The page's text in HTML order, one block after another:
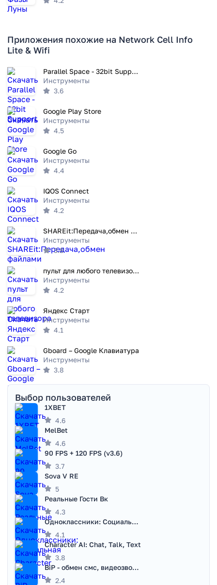
Приложения похожие на Network Cell Info
Lite & Wifi
Parallel Space - 32bit Support
Инструменты
3.6
Google Play Store
Инструменты
4.5
Google Go
Инструменты
4.4
IQOS Connect
Инструменты
4.2
SHAREit:Передача,обмен файлами
Инструменты
3.8
пульт для любого телевизора
Инструменты
4.2
Яндекс Старт
Инструменты
4.1
Gboard – Google Клавиатура
Инструменты
3.8
Выбор пользователей
1XBET
4.6
MelBet
4.6
90 FPS + 120 FPS (v3.6)
3.7
Sova V RE
5
Реальные Гости Вк
4.3
Одноклассники: Социальная сеть
4.1
Character AI: Chat, Talk, Text
3.8
BiP - обмен смс, видеозвонками
2.4